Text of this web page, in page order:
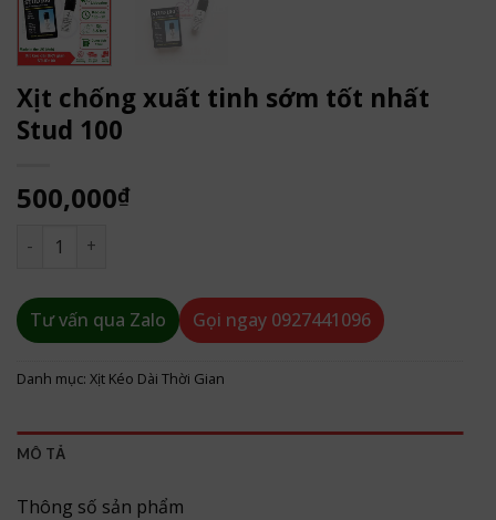
Xịt chống xuất tinh sớm tốt nhất
Stud 100
500,000₫
Xịt chống xuất tinh sớm tốt nhất Stud 100 số lượng
Tư vấn qua Zalo Gọi ngay 0927441096
Danh mục: Xịt Kéo Dài Thời Gian
MÔ TẢ
Thông số sản phẩm